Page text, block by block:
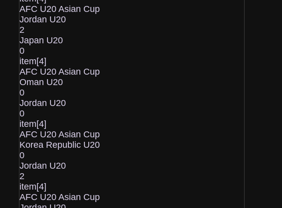
AFC U20 Asian Cup
Jordan U20
2
Japan U20
0
item[4]
AFC U20 Asian Cup
Oman U20
0
Jordan U20
0
item[4]
AFC U20 Asian Cup
Korea Republic U20
0
Jordan U20
2
item[4]
AFC U20 Asian Cup